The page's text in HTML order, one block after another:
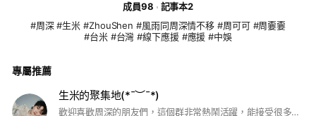
成員98
記事本2
#周深 #生米 #ZhouShen #風雨同周深情不移 #周可可 #周嫑嫑
#台米 #台灣 #線下應援 #應援 #中娛
專屬推薦
生米的聚集地(*¯︶¯*)
歡迎喜歡周深的朋友們，這個群非常熱鬧活躍，能接受很多訊息歡迎加入💙🩵 周深是超棒的存在，請大家多多支持周深喔🩵💙風雨同周深情不移💙🩵 ⚠️問題回答不正確、沒有顯示頭像，均不開放入群，請知悉 #周深 #周深工作室 #台米 #生米